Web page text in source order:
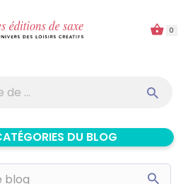
0
DU BLOG